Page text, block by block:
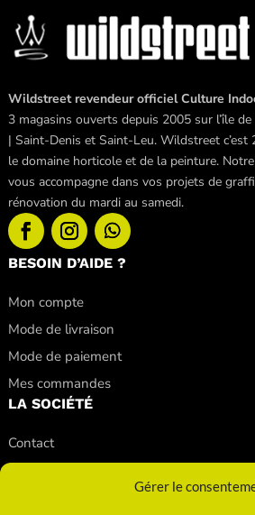
Gérer le
Wildstreet revendeur officiel Culture
3 magasins ouverts depuis 2005 sur l’île
| Saint-Denis et Saint-Leu. Wildstreet c’est
le domaine horticole et de la peinture.
vous accompagne dans vos projets de
rénovation du mardi au samedi.
BESOIN D’AIDE ?
Mon compte
Mode de livraison
Mode de paiement
Mes commandes
LA SOCIÉTÉ
Contact